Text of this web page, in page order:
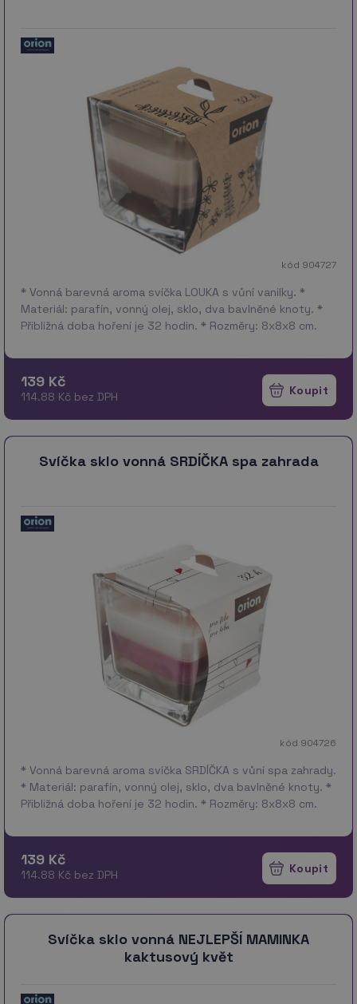
kód 904727
* Vonná barevná aroma svíčka LOUKA s vůní vanilky. *
Materiál: parafín, vonný olej, sklo, dva bavlněné knoty. *
Přibližná doba hoření je 32 hodin. * Rozměry: 8x8x8 cm.
139 Kč
114.88 Kč bez DPH
Svíčka sklo vonná SRDÍČKA spa zahrada
kód 904726
* Vonná barevná aroma svíčka SRDÍČKA s vůní spa zahrady.
* Materiál: parafín, vonný olej, sklo, dva bavlněné knoty. *
Přibližná doba hoření je 32 hodin. * Rozměry: 8x8x8 cm.
139 Kč
114.88 Kč bez DPH
Svíčka sklo vonná NEJLEPŠÍ MAMINKA
kaktusový květ